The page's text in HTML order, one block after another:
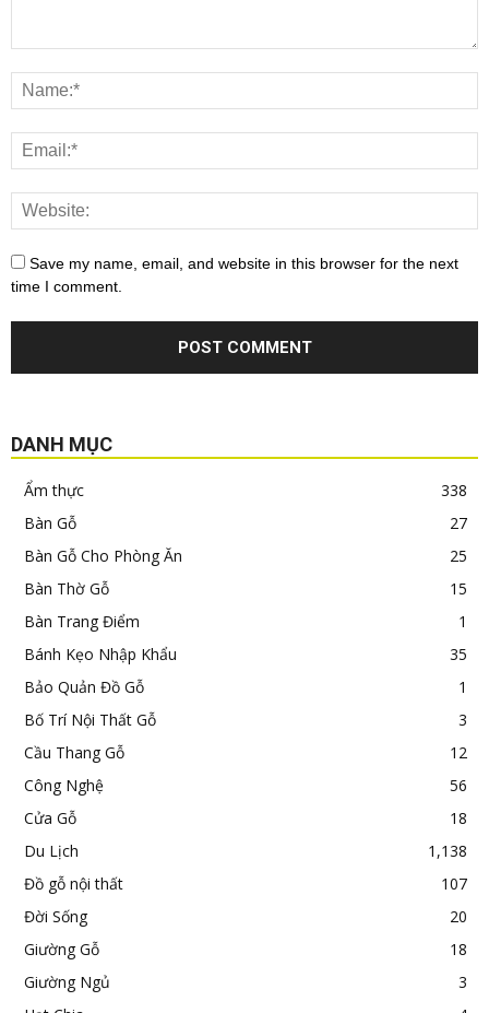
Save my name, email, and website in this browser for the next
time I comment.
DANH MỤC
Ẩm thực
338
Bàn Gỗ
27
Bàn Gỗ Cho Phòng Ăn
25
Bàn Thờ Gỗ
15
Bàn Trang Điểm
1
Bánh Kẹo Nhập Khẩu
35
Bảo Quản Đồ Gỗ
1
Bố Trí Nội Thất Gỗ
3
Cầu Thang Gỗ
12
Công Nghệ
56
Cửa Gỗ
18
Du Lịch
1,138
Đồ gỗ nội thất
107
Đời Sống
20
Giường Gỗ
18
Giường Ngủ
3